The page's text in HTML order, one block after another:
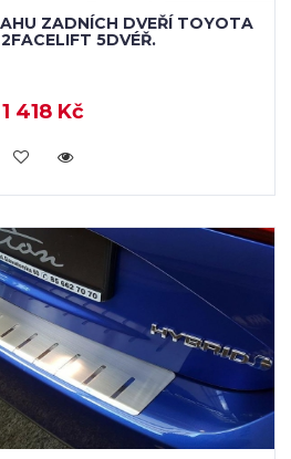
ZADNÍCH DVEŘÍ TOYOTA
5DVÉŘ.
1 418 Kč
KOUPIT